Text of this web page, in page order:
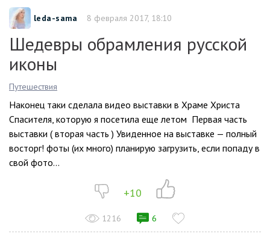
leda-sama 8 февраля 2017, 18:10
Шедевры обрамления русской
иконы
Путешествия
Наконец таки сделала видео выставки в Храме Христа
Спасителя, которую я посетила еще летом Первая часть
выставки ( вторая часть ) Увиденное на выставке — полный
восторг! фоты (их много) планирую загрузить, если попаду в
свой фото...
+10
1216 6